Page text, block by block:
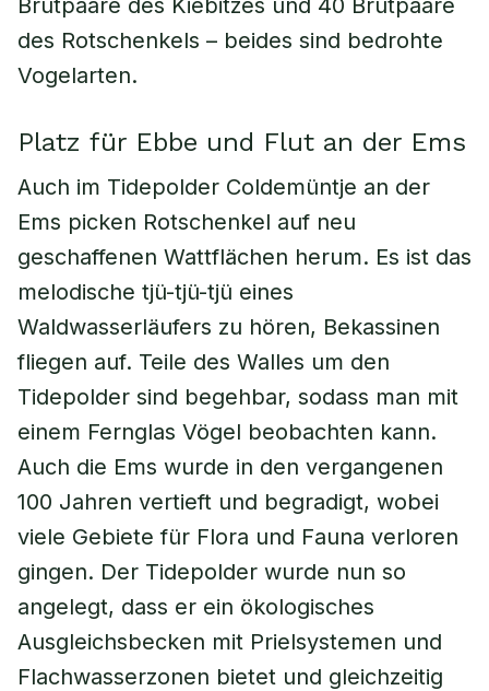
Brutpaare des Kiebitzes und 40 Brutpaare
des Rotschenkels – beides sind bedrohte
Vogelarten.
Platz für Ebbe und Flut an der Ems
Auch im Tidepolder Coldemüntje an der
Ems picken Rotschenkel auf neu
geschaffenen Wattflächen herum. Es ist das
melodische tjü-tjü-tjü eines
Waldwasserläufers zu hören, Bekassinen
fliegen auf. Teile des Walles um den
Tidepolder sind begehbar, sodass man mit
einem Fernglas Vögel beobachten kann.
Auch die Ems wurde in den vergangenen
100 Jahren vertieft und begradigt, wobei
viele Gebiete für Flora und Fauna verloren
gingen. Der Tidepolder wurde nun so
angelegt, dass er ein ökologisches
Ausgleichsbecken mit Prielsystemen und
Flachwasserzonen bietet und gleichzeitig